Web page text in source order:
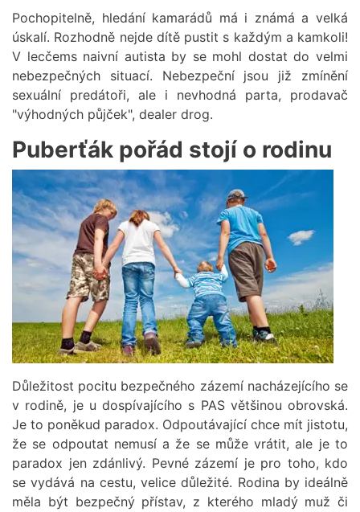
Pochopitelně, hledání kamarádů má i známá a velká
úskalí. Rozhodně nejde dítě pustit s každým a kamkoli!
V lecčems naivní autista by se mohl dostat do velmi
nebezpečných situací. Nebezpeční jsou již zmínění
sexuální predátoři, ale i nevhodná parta, prodavač
"výhodných půjček", dealer drog.
Puberťák pořád stojí o rodinu
Obrázek
Důležitost pocitu bezpečného zázemí nacházejícího se
v rodině, je u dospívajícího s PAS většinou obrovská.
Je to poněkud paradox. Odpoutávající chce mít jistotu,
že se odpoutat nemusí a že se může vrátit, ale je to
paradox jen zdánlivý. Pevné zázemí je pro toho, kdo
se vydává na cestu, velice důležité. Rodina by ideálně
měla být bezpečný přístav, z kterého mladý muž či